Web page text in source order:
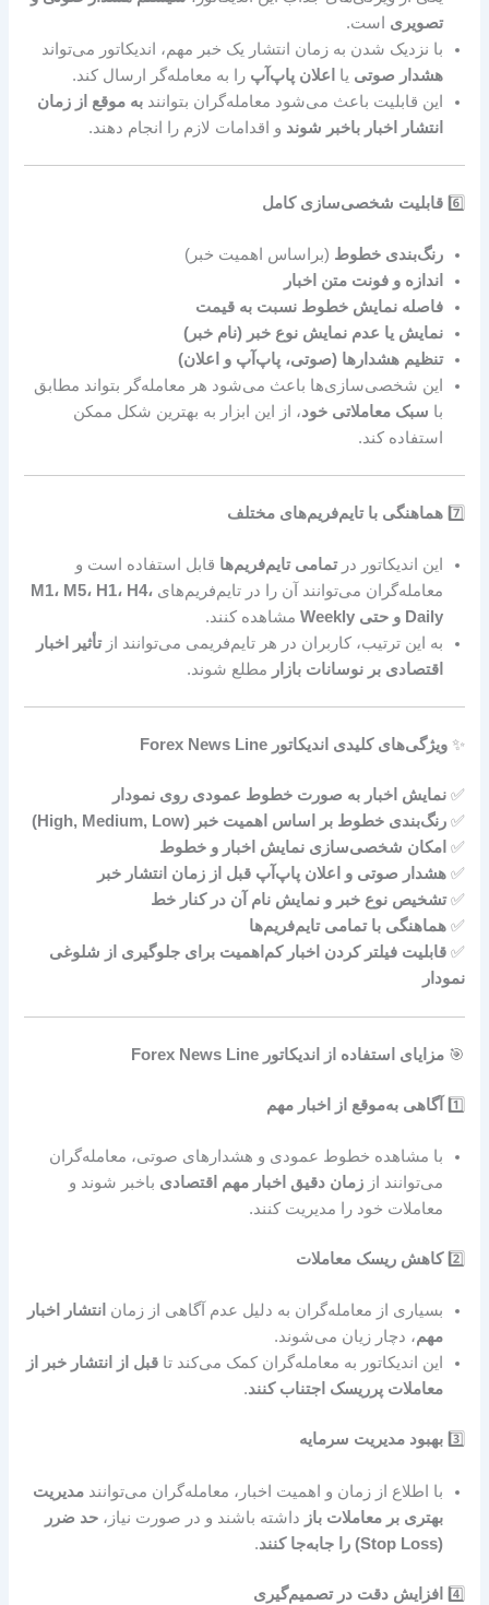
تصویری است.
با نزدیک شدن به زمان انتشار یک خبر مهم، اندیکاتور می‌تواند
هشدار صوتی یا اعلان پاپ‌آپ را به معامله‌گر ارسال کند.
این قابلیت باعث می‌شود معامله‌گران بتوانندبه موقع از زمان
انتشار اخبار باخبر شوند و اقدامات لازم را انجام دهند.
6️⃣ قابلیت شخصی‌سازی کامل
رنگ‌بندی خطوط (براساس اهمیت خبر)
اندازه و فونت متن اخبار
فاصله نمایش خطوط نسبت به قیمت
نمایش یا عدم نمایش نوع خبر (نام خبر)
تنظیم هشدارها (صوتی، پاپ‌آپ و اعلان)
این شخصی‌سازی‌ها باعث می‌شود هر معامله‌گر بتواند مطابق
با سبک معاملاتی خود، از این ابزار به بهترین شکل ممکن
استفاده کند.
7️⃣ هماهنگی با تایم‌فریم‌های مختلف
این اندیکاتور درتمامی تایم‌فریم‌ها قابل استفاده است و
معامله‌گران می‌توانند آن را در تایم‌فریم‌هایM1، M5، H1، H4،
Daily و حتی Weekly
مشاهده کنند.
به این ترتیب، کاربران در هر تایم‌فریمی می‌توانند ازتأثیر اخبار
اقتصادی بر نوسانات بازار مطلع شوند.
✨ویژگی‌های کلیدی اندیکاتور Forex News Line
✅نمایش اخبار به صورت خطوط عمودی روی نمودار
✅رنگ‌بندی خطوط بر اساس اهمیت خبر (High, Medium, Low)
✅ امکان شخصی‌سازی نمایش اخبار و خطوط
✅هشدار صوتی و اعلان پاپ‌آپ قبل از زمان انتشار خبر
✅تشخیص نوع خبر و نمایش نام آن در کنار خط
✅هماهنگی با تمامی تایم‌فریم‌ها
✅قابلیت فیلتر کردن اخبار کم‌اهمیت برای جلوگیری از شلوغی
نمودار
🎯مزایای استفاده از اندیکاتور Forex News Line
1️⃣ آگاهی به‌موقع از اخبار مهم
با مشاهده خطوط عمودی و هشدارهای صوتی، معامله‌گران
می‌توانند اززمان دقیق اخبار مهم اقتصادی باخبر شوند و
معاملات خود را مدیریت کنند.
2️⃣ کاهش ریسک معاملات
بسیاری از معامله‌گران به دلیل عدم آگاهی از زمان انتشار اخبار
مهم، دچار زیان می‌شوند.
این اندیکاتور به معامله‌گران کمک می‌کند تاقبل از انتشار خبر از
معاملات پرریسک اجتناب کنند.
3️⃣ بهبود مدیریت سرمایه
با اطلاع از زمان و اهمیت اخبار، معامله‌گران می‌توانندمدیریت
بهتری بر معاملات باز داشته باشند و در صورت نیاز،حد ضرر
(Stop Loss) را جابه‌جا کنند
.
4️⃣ افزایش دقت در تصمیم‌گیری